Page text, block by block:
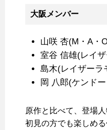
大阪メンバー
山咲 杏(M・A・
室谷 信雄(レイ
島木(レイザーラ
岡 八郎(ケンド
原作と比べて、登場
初見の方でも楽しめ